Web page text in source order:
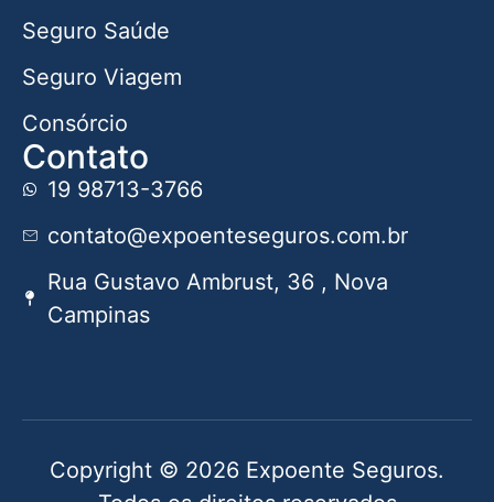
Seguro Saúde
Seguro Viagem
Consórcio
Contato
19 98713-3766
contato@expoenteseguros.com.br
Rua Gustavo Ambrust, 36 , Nova
Campinas
Copyright © 2026 Expoente Seguros.